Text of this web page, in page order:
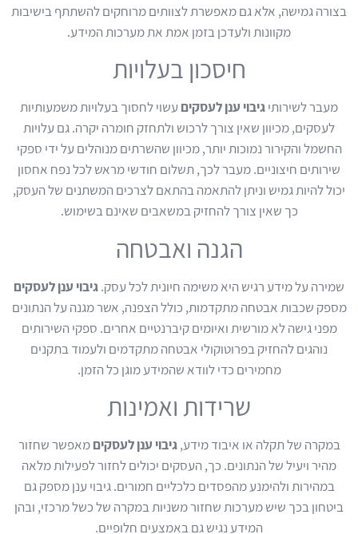
בצורה גמישה, אלא גם מאפשרת לצוותים מרוחקים להשתתף בישיבות
מקוונות ולעדכן בזמן אמת את מערכות המידע.
חיסכון בעלויות
מעבר לשירותיגיבוי ענן לעסקים עשוי לחסוך בעלויות משמעותיות
לעסקים, מכיוון שאין צורך לרכוש ולתחזק חומרה יקרה. גם עלויות
החשמל והקירור נמוכות יותר, מכיוון שהשרתים מנוהלים על ידי ספקי
שירותים חיצוניים. מעבר לכך, תשלום חודשי מראש לכל נפח אחסון
יכול להיות גמיש וניתן להתאמה בהתאם לצרכים המשתנים של העסק,
כך שאין צורך להחזיק במשאבים שאינם בשימוש.
הגנה ואבטחה
שמירה על מידע רגיש היא משימה חיונית לכל עסק.גיבוי ענן לעסקים
מספק שכבות אבטחה מתקדמות, כולל הצפנה, אשר מגנה על הנתונים
מפני גישה לא מורשית ואיומים קיברנטיים אחרים. ספקי השירותים
נוהגים להחזיק בפרוטוקולי אבטחה מתקדמים ולעמוד בתקנים
מחמירים כדי לוודא שהמידע מוגן כל הזמן.
שרידות ואמינות
במקרה של תקלה או איבוד מידע,גיבוי ענן לעסקיםמאפשר שחזור
מהיר ויעיל של הנתונים. כך, העסקים יכולים לחזור לפעילות מלאה
במהירות ולהימנע מהפסדים כלכליים חמורים. גיבוי ענן מספק גם
ביטחון בכך שיש מערכות שחזור משניות במקרה של כשל מרכזי, ובהן
המידע נגיש גם באמצעים חלופיים.